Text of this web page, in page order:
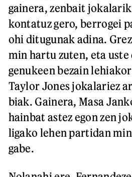
gainera, zenbait
kontatuz gero, berrogei
ohi ditugunak adina.
min hartu zuten, eta
genukeen bezain
Taylor Jones jokalariez
biak. Gainera, Masa
hainbat astez egon zen
ligako lehen partidan
gabe.